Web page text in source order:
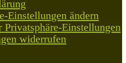
Einstellungen ändern
Privatsphäre-Einstellungen
widerrufen